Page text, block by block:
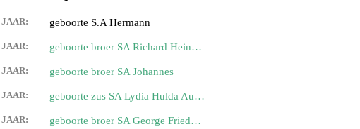
JAAR: geboorte S.A Hermann
JAAR: geboorte broer SA Richard Heinrich Johannes
JAAR: geboorte broer SA Johannes
JAAR: geboorte zus SA Lydia Hulda Auguste
JAAR: geboorte broer SA George Friederich Wilhelm